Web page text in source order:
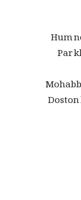
Hum
Par